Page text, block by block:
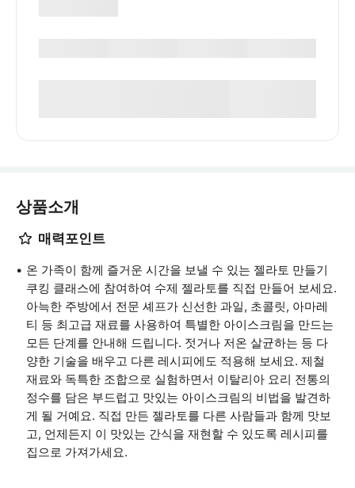
상품소개
매력포인트
온 가족이 함께 즐거운 시간을 보낼 수 있는 젤라토 만들기
쿠킹 클래스에 참여하여 수제 젤라토를 직접 만들어 보세요.
아늑한 주방에서 전문 셰프가 신선한 과일, 초콜릿, 아마레
티 등 최고급 재료를 사용하여 특별한 아이스크림을 만드는
모든 단계를 안내해 드립니다. 젓거나 저온 살균하는 등 다
양한 기술을 배우고 다른 레시피에도 적용해 보세요. 제철
재료와 독특한 조합으로 실험하면서 이탈리아 요리 전통의
정수를 담은 부드럽고 맛있는 아이스크림의 비법을 발견하
게 될 거예요. 직접 만든 젤라토를 다른 사람들과 함께 맛보
고, 언제든지 이 맛있는 간식을 재현할 수 있도록 레시피를
집으로 가져가세요.